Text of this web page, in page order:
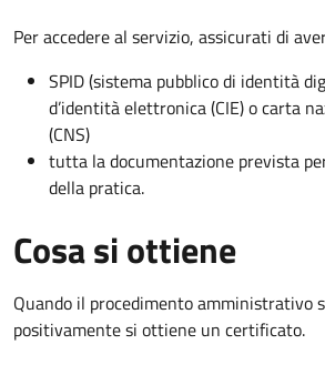
Per accedere al servizio, assicurati di
SPID (sistema pubblico di identità
d’identità elettronica (CIE) o carta
(CNS)
tutta la documentazione prevista
della pratica.
Cosa si ottiene
Quando il procedimento amministrativo
positivamente si ottiene un certificato.